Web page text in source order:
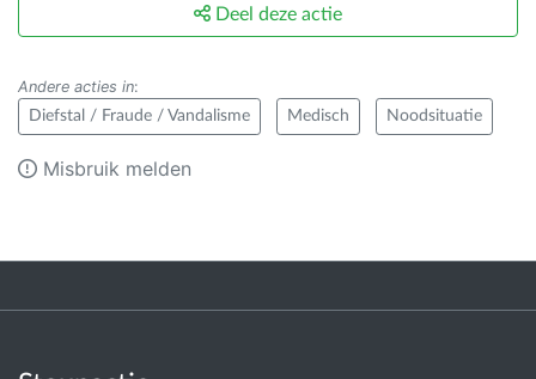
Deel deze actie
Andere acties in:
Diefstal / Fraude / Vandalisme Medisch Noodsituatie
Misbruik melden